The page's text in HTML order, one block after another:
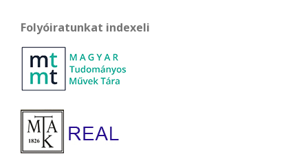
Folyóiratunkat indexeli